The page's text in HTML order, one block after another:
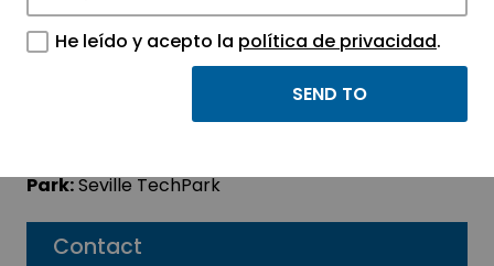
Contact
Conduze
Park:Seville TechPark
He leído y acepto la política de privacidad.